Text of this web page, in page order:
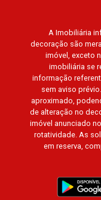
A Imobiliária
decoração são
imóvel, exceto
imobiliária se
informação
sem aviso
aproximado,
de alteração no
imóvel anunciado
rotatividade. As
em reserva,